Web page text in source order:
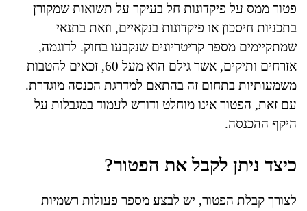
פטור ממס על פיקדונות חל בעיקר על תשואות שמקורן
בתכניות חיסכון או פיקדונות בנקאיים, וזאת בתנאי
שמתקיימים מספר קריטריונים שנקבעו בחוק. לדוגמה,
אזרחים ותיקים, אשר גילם הוא מעל 60, זכאים להטבות
משמעותיות בתחום זה בהתאם למדרגת הכנסה מוגדרת.
עם זאת, הפטור אינו מוחלט ודורש לעמוד במגבלות על
היקף ההכנסה.
כיצד ניתן לקבל את הפטור?
לצורך קבלת הפטור, יש לבצע מספר פעולות רשמיות